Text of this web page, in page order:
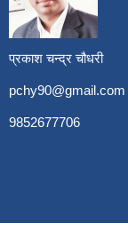
प्रकाश चन्द्र चौधरी
pchy90@gmail.com
9852677706